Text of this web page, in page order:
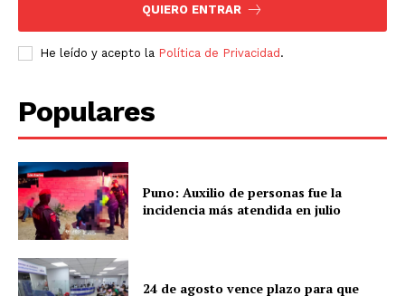
QUIERO ENTRAR
He leído y acepto la Política de Privacidad .
Populares
Puno: Auxilio de personas fue la
incidencia más atendida en julio
24 de agosto vence plazo para que